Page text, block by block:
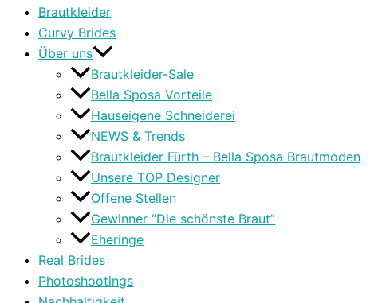
Brautkleider
Curvy Brides
Über uns
Brautkleider-Sale
Bella Sposa Vorteile
Hauseigene Schneiderei
NEWS & Trends
Brautkleider Fürth – Bella Sposa Brautmoden
Unsere TOP Designer
Offene Stellen
Gewinner “Die schönste Braut”
Eheringe
Real Brides
Photoshootings